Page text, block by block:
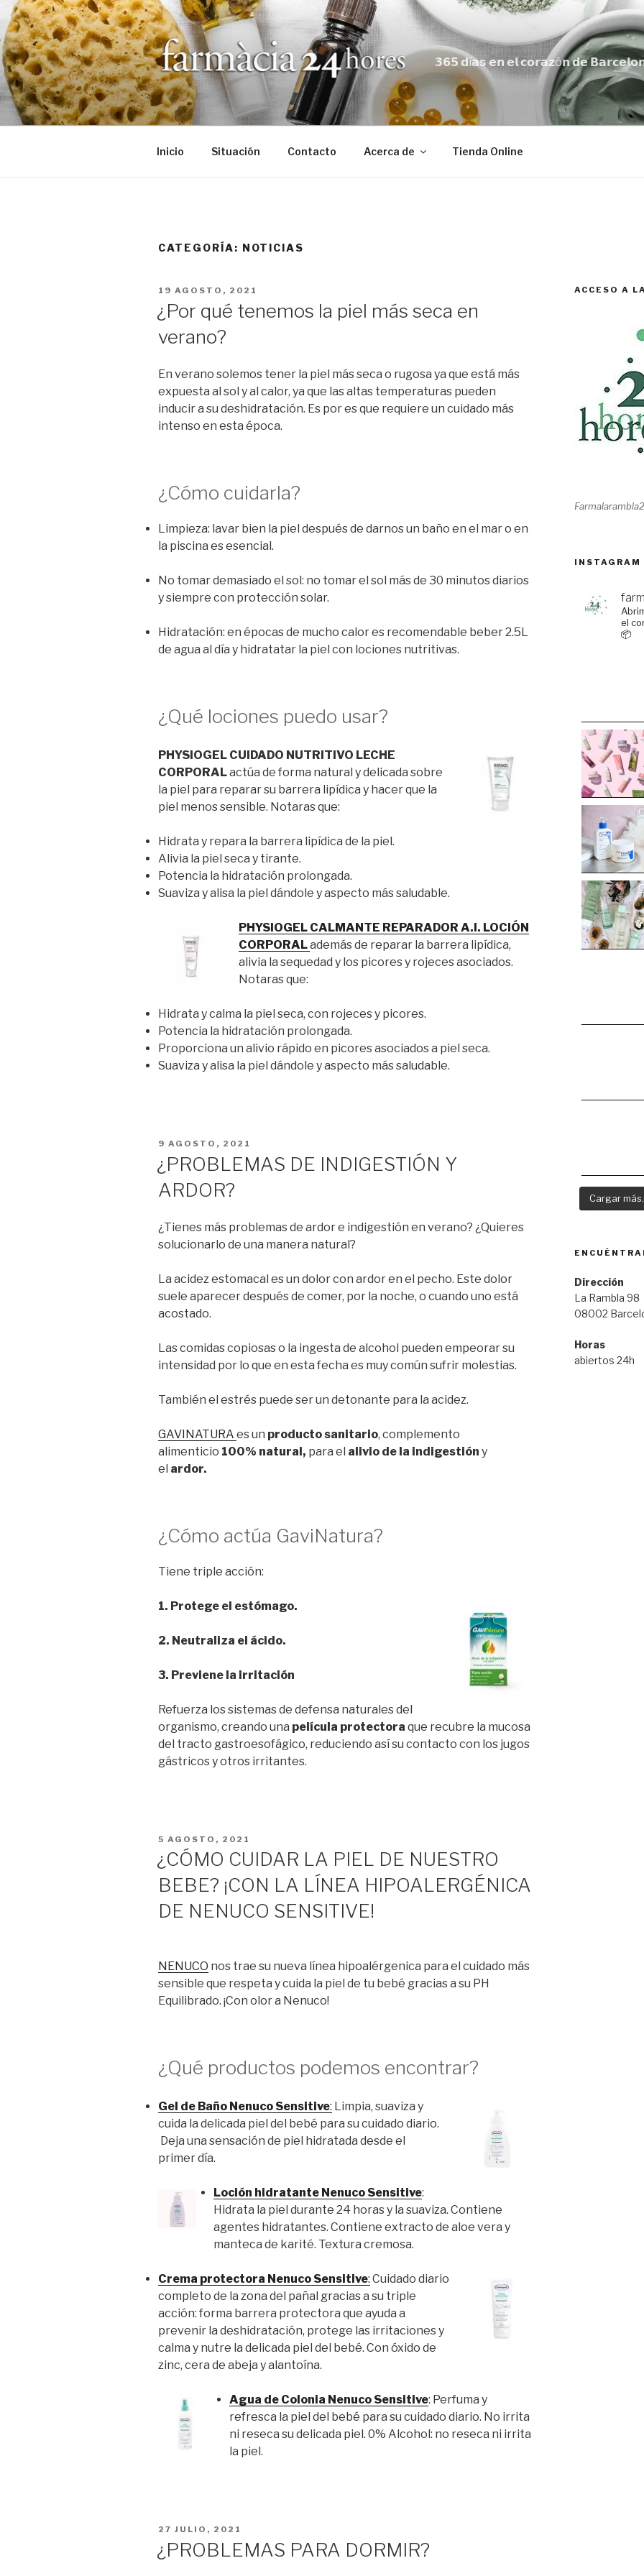
Saltar
al
contenido
𝟯𝟲𝟱 𝗱í𝗮𝘀 𝗲𝗻 𝗲𝗹 𝗰𝗼𝗿𝗮𝘇ó𝗻 𝗱𝗲
Inicio Situación Contacto Acerca de Tienda Online
CATEGORÍA: NOTICIAS
PUBLICADO
EL
19 AGOSTO, 2021
¿Por qué tenemos la piel más seca en
verano?
En verano solemos tener la piel más seca o rugosa ya que está más
expuesta al sol y al calor, ya que las altas temperaturas pueden
inducir a su deshidratación. Es por es que requiere un cuidado más
intenso en esta época.
¿Cómo cuidarla?
Limpieza: lavar bien la piel después de darnos un baño en el mar o en
la piscina es esencial.
No tomar demasiado el sol: no tomar el sol más de 30 minutos diarios
y siempre con protección solar.
Hidratación: en épocas de mucho calor es recomendable beber 2.5L
de agua al día y hidratatar la piel con lociones nutritivas.
¿Qué lociones puedo usar?
PHYSIOGEL CUIDADO NUTRITIVO LECHE
CORPORALactúa de forma natural y delicada sobre
la piel para reparar su barrera lipídica y hacer que la
piel menos sensible. Notaras que:
Hidrata y repara la barrera lipídica de la piel.
Alivia la piel seca y tirante.
Potencia la hidratación prolongada.
Suaviza y alisa la piel dándole y aspecto más saludable.
PHYSIOGEL CALMANTE REPARADOR A.I. LOCIÓN
CORPORALademás de reparar la barrera lipídica,
alivia la sequedad y los picores y rojeces asociados.
Notaras que:
Hidrata y calma la piel seca, con rojeces y picores.
Potencia la hidratación prolongada.
Proporciona un alivio rápido en picores asociados a piel seca.
Suaviza y alisa la piel dándole y aspecto más saludable.
PUBLICADO
9 AGOSTO, 2021
¿PROBLEMAS DE INDIGESTIÓN Y
ARDOR?
¿Tienes más problemas de ardor e indigestión en verano? ¿Quieres
solucionarlo de una manera natural?
La acidez estomacal es un dolor con ardor en el pecho. Este dolor
suele aparecer después de comer, por la noche, o cuando uno está
acostado.
Las comidas copiosas o la ingesta de alcohol pueden empeorar su
intensidad por lo que en esta fecha es muy común sufrir molestias.
También el estrés puede ser un detonante para la acidez.
GAVINATURA es un producto sanitario, complemento
alimenticio 100% natural, para el alivio de la indigestión y
el ardor.
¿Cómo actúa GaviNatura?
Tiene triple acción:
1. Protege el estómago.
2. Neutraliza el ácido.
3. Previene la irritación
Refuerza los sistemas de defensa naturales del
organismo, creando una película protectora que recubre la mucosa
del tracto gastroesofágico, reduciendo así su contacto con los jugos
gástricos y otros irritantes.
PUBLICADO
EL
5 AGOSTO, 2021
¿CÓMO CUIDAR LA PIEL DE NUESTRO
BEBE? ¡CON LA LÍNEA HIPOALERGÉNICA
DE NENUCO SENSITIVE!
NENUCO nos trae su nueva línea hipoalérgenica para el cuidado más
sensible que respeta y cuida la piel de tu bebé gracias a su PH
Equilibrado. ¡Con olor a Nenuco!
¿Qué productos podemos encontrar?
Gel de Baño Nenuco Sensitive: Limpia, suaviza y
cuida la delicada piel del bebé para su cuidado diario.
Deja una sensación de piel hidratada desde el
primer día.
Loción hidratante Nenuco Sensitive:
Hidrata la piel durante 24 horas y la suaviza. Contiene
agentes hidratantes. Contiene extracto de aloe vera y
manteca de karité. Textura cremosa.
Crema protectora Nenuco Sensitive: Cuidado diario
completo de la zona del pañal gracias a su triple
acción: forma barrera protectora que ayuda a
prevenir la deshidratación, protege las irritaciones y
calma y nutre la delicada piel del bebé. Con óxido de
zinc, cera de abeja y alantoína.
Agua de Colonia Nenuco Sensitive: Perfuma y
refresca la piel del bebé para su cuidado diario. No irrita
ni reseca su delicada piel. 0% Alcohol: no reseca ni irrita
la piel.
PUBLICADO
27 JULIO, 2021
¿PROBLEMAS PARA DORMIR?
ACCESO A
INSTAGRAM
el
📦
Cargar
Dirección
La Rambla 98
08002
Horas
abiertos 24h